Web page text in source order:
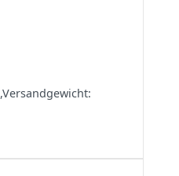
,Versandgewicht: